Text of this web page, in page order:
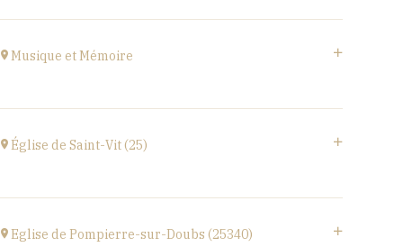
at 18H30
Musique et Mémoire
(70310)
at17H00
Église de Saint-Vit (25)
25410 SAINT-VIT
at18H00
Eglise de Pompierre-sur-Doubs (25340)